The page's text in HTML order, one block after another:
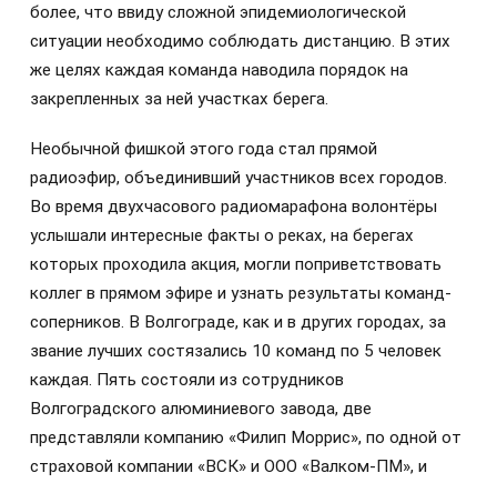
более, что ввиду сложной эпидемиологической
ситуации необходимо соблюдать дистанцию. В этих
же целях каждая команда наводила порядок на
закрепленных за ней участках берега.
Необычной фишкой этого года стал прямой
радиоэфир, объединивший участников всех городов.
Во время двухчасового радиомарафона волонтёры
услышали интересные факты о реках, на берегах
которых проходила акция, могли поприветствовать
коллег в прямом эфире и узнать результаты команд-
соперников. В Волгограде, как и в других городах, за
звание лучших состязались 10 команд по 5 человек
каждая. Пять состояли из сотрудников
Волгоградского алюминиевого завода, две
представляли компанию «Филип Моррис», по одной от
страховой компании «ВСК» и ООО «Валком-ПМ», и